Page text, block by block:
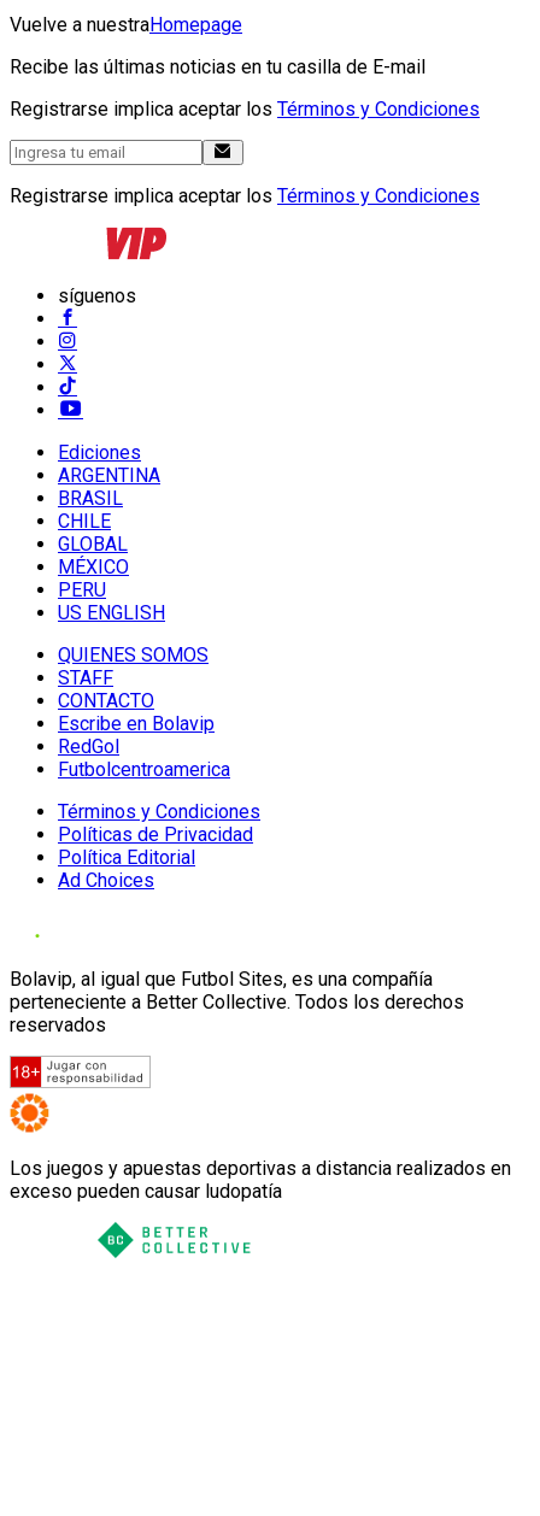
Vuelve a nuestraHomepage
Recibe las últimas noticias en tu casilla de E-mail
Registrarse implica aceptar los Términos y Condiciones
Registrarse implica aceptar los Términos y Condiciones
síguenos
Ediciones
ARGENTINA
BRASIL
CHILE
GLOBAL
MÉXICO
PERU
US ENGLISH
QUIENES SOMOS
STAFF
CONTACTO
Escribe en Bolavip
RedGol
Futbolcentroamerica
Términos y Condiciones
Políticas de Privacidad
Política Editorial
Ad Choices
Bolavip, al igual que Futbol Sites, es una compañía
perteneciente a Better Collective. Todos los derechos
reservados
Los juegos y apuestas deportivas a distancia realizados en
exceso pueden causar ludopatía